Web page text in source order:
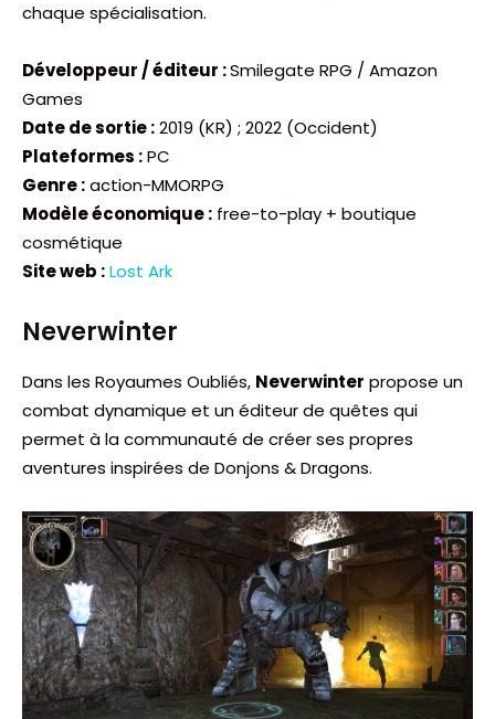
chaque spécialisation.
Développeur / éditeur :Smilegate RPG / Amazon
Games
Date de sortie :2019 (KR) ; 2022 (Occident)
Plateformes :PC
Genre :action-MMORPG
Modèle économique : free-to-play + boutique
cosmétique
Site web :Lost Ark
Neverwinter
Dans les Royaumes Oubliés, Neverwinter propose un
combat dynamique et un éditeur de quêtes qui
permet à la communauté de créer ses propres
aventures inspirées de Donjons & Dragons.